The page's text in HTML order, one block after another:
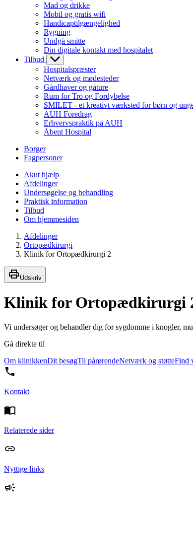
Mad og drikke
Mobil og gratis wifi
Handicaptilgængelighed
Rygning
Undgå smitte
Din digitale kontakt med hospitalet
Tilbud
Hospitalspræster
Netværk og mødesteder
Gårdhaver og gåture
Rum for Tro og Fordybelse
SMILET - et kreativt værksted for børn og
AUH Foredrag
Erhvervspraktik på AUH
Åbent Hospital
Borger
Fagpersoner
Akut hjælp
Afdelinger
Undersøgelse og behandling
Praktisk information
Tilbud
Om hjemmesiden
Afdelinger
Ortopædkirurgi
Klinik for Ortopædkirurgi 2
Udskriv
Klinik for Ortopædkirurgi
Vi undersøger og behandler dig for sygdomme i knogler,
Gå direkte til
Om klinikkenDit besøgTil pårørendeNetværk og støtteFind
Kontakt
Relaterede sider
Nyttige links